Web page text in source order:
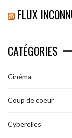
FLUX
CATÉGORIES
Cinéma
Coup de coeur
Cyberelles